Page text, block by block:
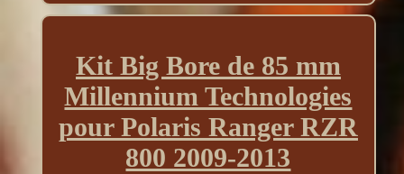
Kit Big Bore de 85 mm
Millennium Technologies
pour Polaris Ranger RZR
800 2009-2013